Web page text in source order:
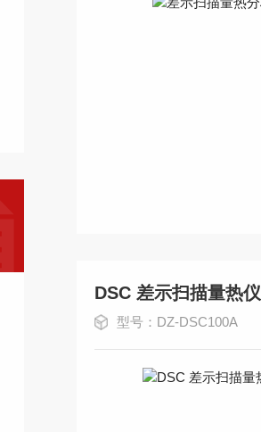
DSC 差示扫描量热仪
型号：DZ-DSC100A